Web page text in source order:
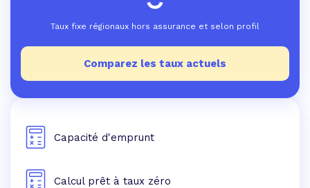
Taux fixe régionaux hors assurance et selon profil
Comparez les taux actuels
Capacité d'emprunt
Calcul prêt à taux zéro